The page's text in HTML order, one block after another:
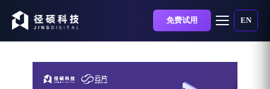
免费试用 EN